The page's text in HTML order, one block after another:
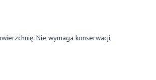
Nie wymaga konserwacji,